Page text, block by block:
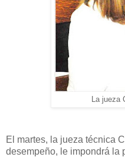
La jueza
El martes, la jueza técnica
desempeño, le impondrá la